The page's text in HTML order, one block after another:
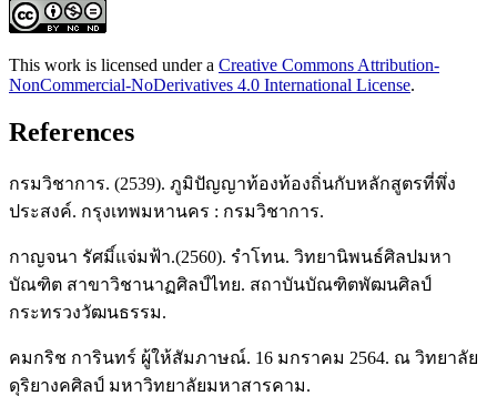
This work is licensed under a Creative Commons Attribution-
NonCommercial-NoDerivatives 4.0 International License.
References
กรมวิชาการ. (2539). ภูมิปัญญาท้องท้องถิ่นกับหลักสูตรที่พึ่ง
ประสงค์. กรุงเทพมหานคร : กรมวิชาการ.
กาญจนา รัศมิ์แจ่มฟ้า.(2560). รำโทน. วิทยานิพนธ์ศิลปมหา
บัณฑิต สาขาวิชานาฏศิลป์ไทย. สถาบันบัณฑิตพัฒนศิลป์
กระทรวงวัฒนธรรม.
คมกริช การินทร์ ผู้ให้สัมภาษณ์. 16 มกราคม 2564. ณ วิทยาลัย
ดุริยางคศิลป์ มหาวิทยาลัยมหาสารคาม.